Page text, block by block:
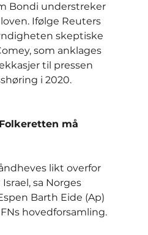
Bondi understreker
Ifølge Reuters
skeptiske
som anklages
til pressen
i 2020.
må
likt overfor
sa Norges
Barth Eide (Ap)
hovedforsamling.